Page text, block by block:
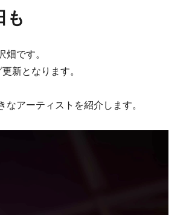
も
畑です。
新となります。
なアーティストを紹介します。